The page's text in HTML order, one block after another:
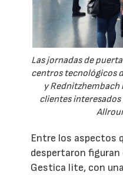
Las jornadas de
centros tecnológicos
y Rednitzhembach
clientes interesados
Entre los aspectos
despertaron
Gestica lite, con